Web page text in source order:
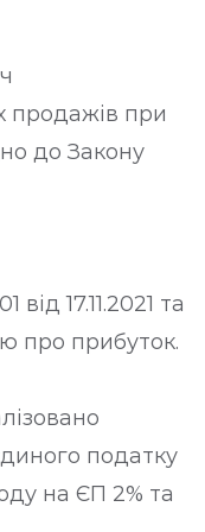
продажів при
до Закону
17.11.2021 та
про прибуток.
податку
на ЄП 2% та